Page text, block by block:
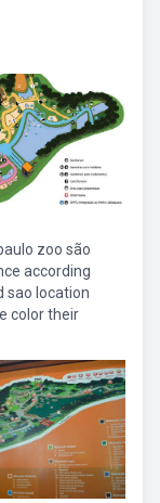
zoo são
according
sao location
color their